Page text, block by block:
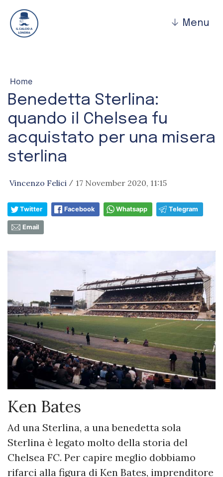
↓ Menu
Home
Benedetta Sterlina:
quando il Chelsea fu
acquistato per una misera
sterlina
Vincenzo Felici / 17 November 2020, 11:15
Twitter Facebook Whatsapp Telegram
Email
Ken Bates
Ad una Sterlina, a una benedetta sola
Sterlina è legato molto della storia del
Chelsea FC. Per capire meglio dobbiamo
rifarci alla figura di Ken Bates, imprenditore